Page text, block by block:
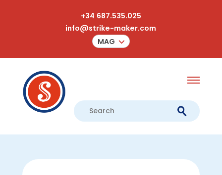
+34 687.535.025
info@strike-maker.com
MAG